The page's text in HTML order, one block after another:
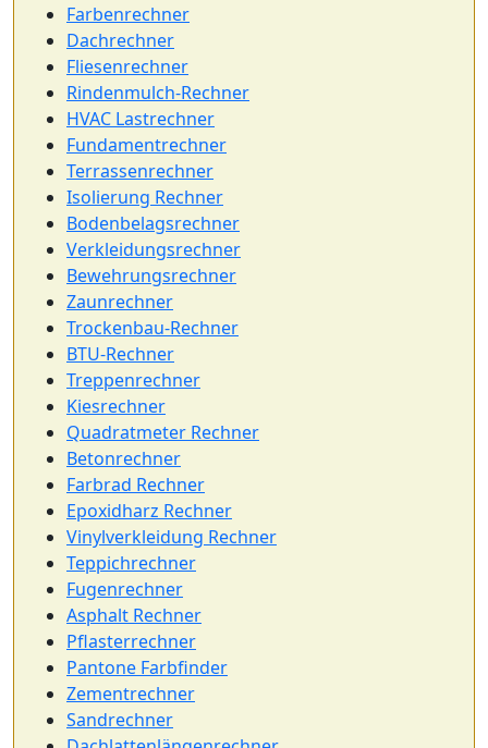
Farbenrechner
Dachrechner
Fliesenrechner
Rindenmulch-Rechner
HVAC Lastrechner
Fundamentrechner
Terrassenrechner
Isolierung Rechner
Bodenbelagsrechner
Verkleidungsrechner
Bewehrungsrechner
Zaunrechner
Trockenbau-Rechner
BTU-Rechner
Treppenrechner
Kiesrechner
Quadratmeter Rechner
Betonrechner
Farbrad Rechner
Epoxidharz Rechner
Vinylverkleidung Rechner
Teppichrechner
Fugenrechner
Asphalt Rechner
Pflasterrechner
Pantone Farbfinder
Zementrechner
Sandrechner